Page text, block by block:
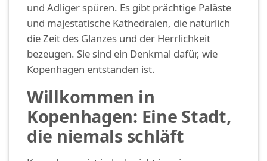
und Adliger spüren. Es gibt prächtige Paläste
und majestätische Kathedralen, die natürlich
die Zeit des Glanzes und der Herrlichkeit
bezeugen. Sie sind ein Denkmal dafür, wie
Kopenhagen entstanden ist.
Willkommen in
Kopenhagen: Eine Stadt,
die niemals schläft